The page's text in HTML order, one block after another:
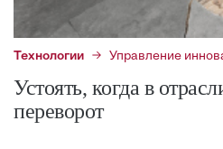
Технологии Управление
Устоять, когда в
переворот